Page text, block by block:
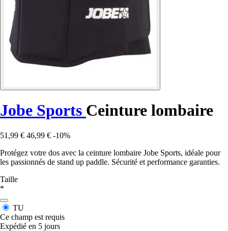
Jobe Sports Ceinture lombaire
51,99 € 46,99 € -10%
Protégez votre dos avec la ceinture lombaire Jobe Sports, idéale pour
les passionnés de stand up paddle. Sécurité et performance garanties.
Taille
*
TU
Ce champ est requis
Expédié en 5 jours